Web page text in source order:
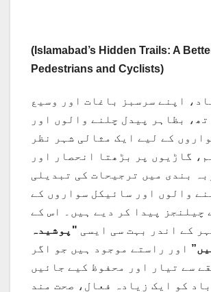
(Islamabad’s Hidden Trails: A
Pedestrians and Cyclists)
اپنے سرسبز باغات اور وسیع
بظاہر پیدل چلنے والوں اور
کے لیے ایک مثالی شہر نظر
گاڑیوں پر بڑھتا انحصار اور
بندی میں ترجیحات کی تبدیلی
والوں اور سائیکل سواروں کے
چیلنجز پیدا کر دیے ہیں۔ اس کے
کے اندر بہت سی ایسی "پوشیدہ
اور راستے موجود ہیں جو اگر
سے تیار اور محفوظ کیے جائیں
کو ایک زیادہ فعال، صحت مند